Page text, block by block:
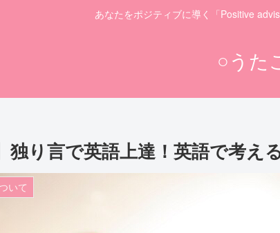
あなたをポジティブに導く「Positive
○うた
独り言で英語上達！英語で考え
いて